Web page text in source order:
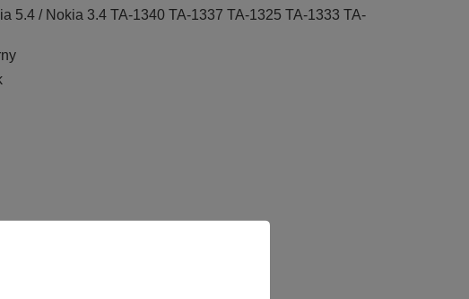
5.4 / Nokia 3.4 TA-1340 TA-1337 TA-1325 TA-1333 TA-